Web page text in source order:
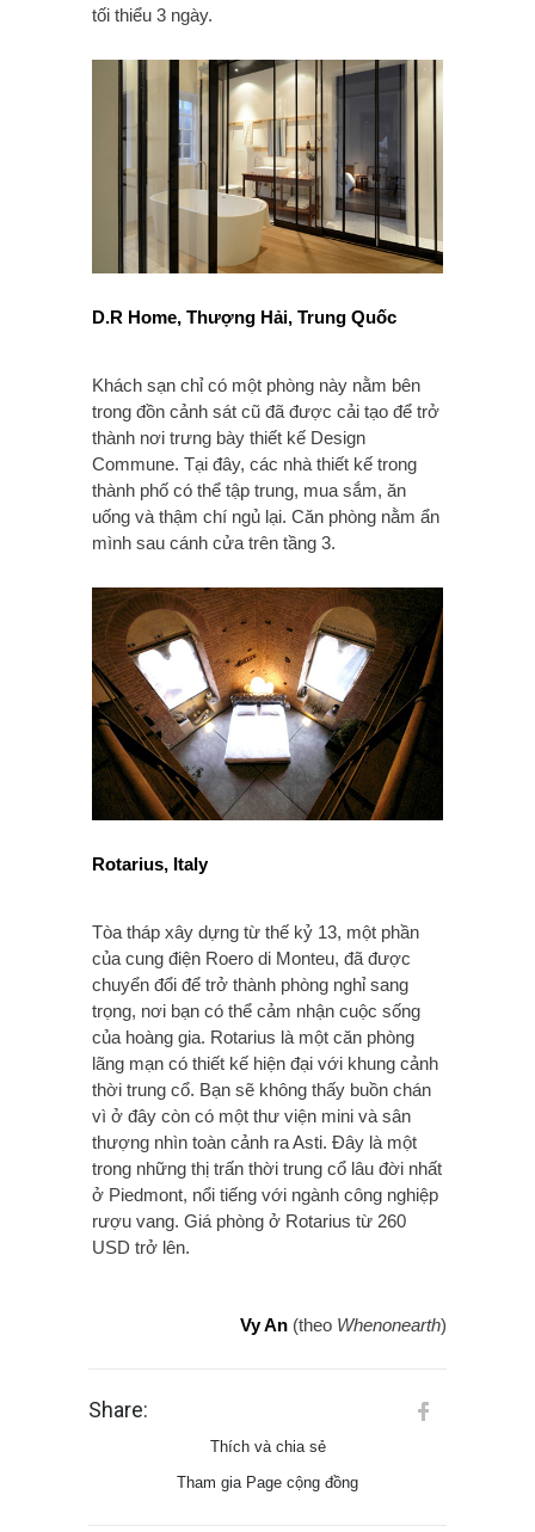
tối thiểu 3 ngày.
D.R Home, Thượng Hải, Trung Quốc
Khách sạn chỉ có một phòng này nằm bên
trong đồn cảnh sát cũ đã được cải tạo để trở
thành nơi trưng bày thiết kế Design
Commune. Tại đây, các nhà thiết kế trong
thành phố có thể tập trung, mua sắm, ăn
uống và thậm chí ngủ lại. Căn phòng nằm ẩn
mình sau cánh cửa trên tầng 3.
Rotarius, Italy
Tòa tháp xây dựng từ thế kỷ 13, một phần
của cung điện Roero di Monteu, đã được
chuyển đổi để trở thành phòng nghỉ sang
trọng, nơi bạn có thể cảm nhận cuộc sống
của hoàng gia. Rotarius là một căn phòng
lãng mạn có thiết kế hiện đại với khung cảnh
thời trung cổ. Bạn sẽ không thấy buồn chán
vì ở đây còn có một thư viện mini và sân
thượng nhìn toàn cảnh ra Asti. Đây là một
trong những thị trấn thời trung cổ lâu đời nhất
ở Piedmont, nổi tiếng với ngành công nghiệp
rượu vang. Giá phòng ở Rotarius từ 260
USD trở lên.
Vy An (theo Whenonearth)
Share:
Thích và chia sẻ
Tham gia Page cộng đồng